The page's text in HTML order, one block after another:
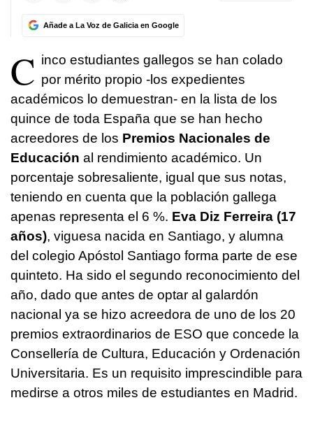
Añade a La Voz de Galicia en Google
C inco estudiantes gallegos se han colado
por mérito propio -los expedientes
académicos lo demuestran- en la lista de los
quince de toda España que se han hecho
acreedores de los Premios Nacionales de
Educación al rendimiento académico. Un
porcentaje sobresaliente, igual que sus notas,
teniendo en cuenta que la población gallega
apenas representa el 6 %. Eva Diz Ferreira (17
años), viguesa nacida en Santiago, y alumna
del colegio Apóstol Santiago forma parte de ese
quinteto. Ha sido el segundo reconocimiento del
año, dado que antes de optar al galardón
nacional ya se hizo acreedora de uno de los 20
premios extraordinarios de ESO que concede la
Consellería de Cultura, Educación y Ordenación
Universitaria. Es un requisito imprescindible para
medirse a otros miles de estudiantes en Madrid.